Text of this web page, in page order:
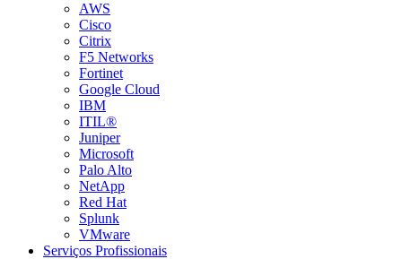
AWS
Cisco
Citrix
F5 Networks
Fortinet
Google Cloud
IBM
ITIL®
Juniper
Microsoft
Palo Alto
NetApp
Red Hat
Splunk
VMware
Serviços Profissionais